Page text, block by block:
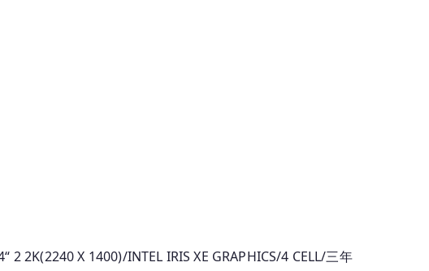
X 1400)/INTEL IRIS XE GRAPHICS/4 CELL/三年